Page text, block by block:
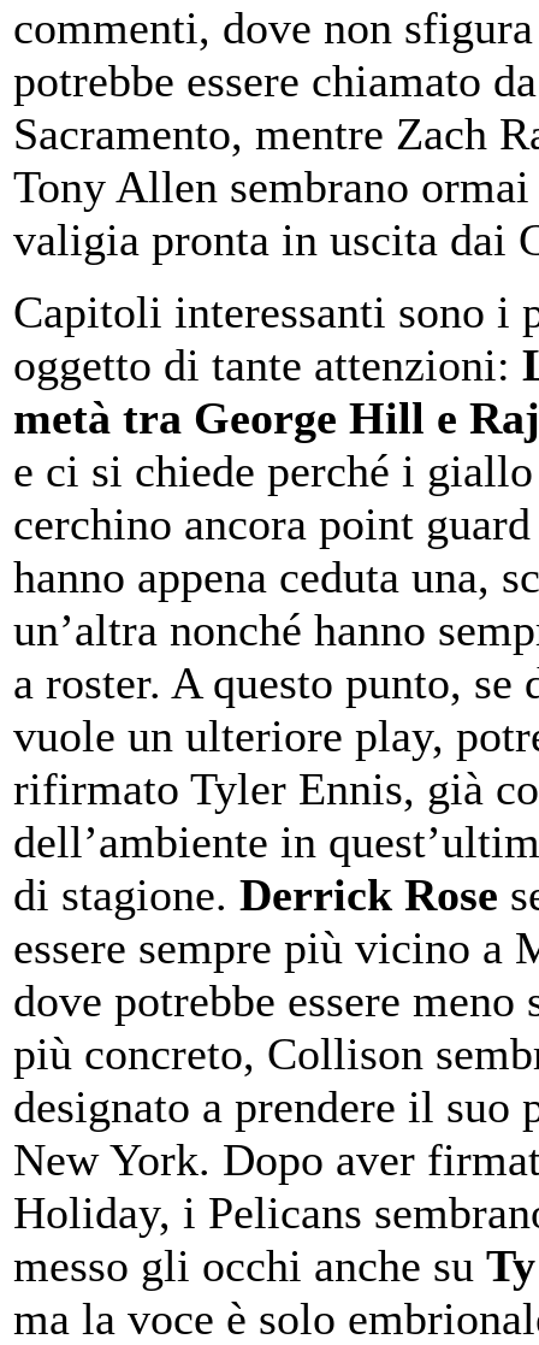
commenti, dove non
potrebbe essere chiamato da
Sacramento, mentre Zach
Tony Allen sembrano
valigia pronta in uscita dai
Capitoli interessanti sono i
oggetto di tante attenzioni:
metà tra George Hill e
e ci si chiede perché i
cerchino ancora point
hanno appena ceduta una,
un’altra nonché hanno
a roster. A questo punto, se
vuole un ulteriore play,
rifirmato Tyler Ennis, già
dell’ambiente in
di stagione. Derrick Rose
essere sempre più vicino a
dove potrebbe essere meno
più concreto, Collison
designato a prendere il suo
New York. Dopo aver
Holiday, i Pelicans
messo gli occhi anche su
ma la voce è solo